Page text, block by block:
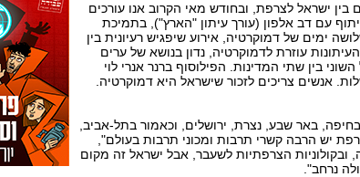
בין ישראל לצרפת, ובחודש מאי הקרוב אנו עורכים
עם דב אלפון (עורך עיתון "הארץ"), בתמיכת
ימים של דמוקרטיה, אירוע שיפגיש רעיונית בין
עוזרת לדמוקרטיה, נדון בנושא של ערים
בין שתי המדינות. הפילוסוף ברנר אנרי לוי
אנשים צריכים לזכור שישראל היא דמוקרטיה.
באר שבע, נצרת, ירושלים, וכאמור בתל-אביב,
יש הרבה קשרי תרבות ומכוני תרבות בעולם",
הצרפתיות לשעבר, אבל ישראל זה מקום
נרחב".